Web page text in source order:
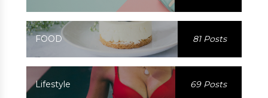
FOOD 81 Posts
Lifestyle 69 Posts